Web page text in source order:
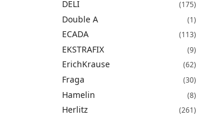
DELI (175)
Double A (1)
ECADA (113)
EKSTRAFIX (9)
ErichKrause (62)
Fraga (30)
Hamelin (8)
Herlitz (261)